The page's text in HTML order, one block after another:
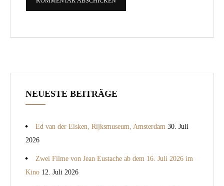
NEUESTE BEITRÄGE
Ed van der Elsken, Rijksmuseum, Amsterdam 30. Juli
2026
Zwei Filme von Jean Eustache ab dem 16. Juli 2026 im
Kino 12. Juli 2026